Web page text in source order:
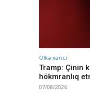
Ölkə xarici
Tramp: Çinin
hökmranlıq
07/08/2026